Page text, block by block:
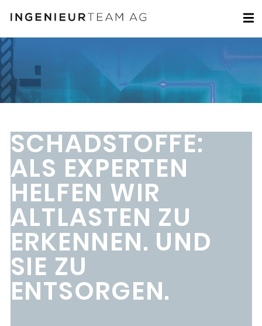
SCHADSTOFFE:
ALS EXPERTEN
HELFEN WIR
ALTLASTEN ZU
ERKENNEN. UND
SIE ZU
ENTSORGEN.